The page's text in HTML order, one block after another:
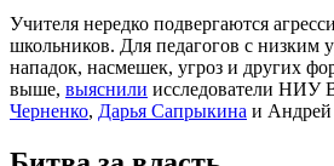
Учителя нередко подвергаются
школьников. Для педагогов с низким
нападок, насмешек, угроз и других
выше, выяснили исследователи
Черненко, Дарья Сапрыкина и